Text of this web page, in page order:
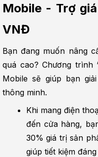
Mobile - Trợ
VNĐ
Bạn đang muốn nâng
quá cao? Chương trình
Mobile sẽ giúp bạn
thông minh.
Khi mang điện
đến cửa hàng,
30% giá trị sản
giúp tiết kiệm